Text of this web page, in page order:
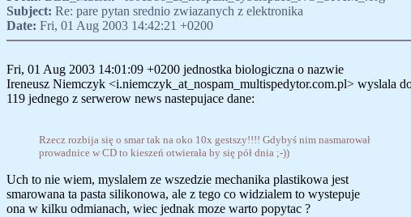
Subject: Re: pare pytan srednio zwiazanych z elektronika
Date: Fri, 01 Aug 2003 14:42:21 +0200
Fri, 01 Aug 2003 14:01:09 +0200 jednostka biologiczna o nazwie
Ireneusz Niemczyk <i.niemczyk_at_nospam_multispedytor.com.pl> wyslala
119 jednego z serwerow news nastepujace dane:
Rzecz rozbija się o smar tak na oko 10x gestszy!!!! Gdybyś nim nasmarował
prowadnice w CD to kieszeń otwierała by się pół dnia ;-))
Uch to nie wiem, myslalem ze wszedzie mechanika plastikowa jest
smarowana ta pasta silikonowa, ale z tego co widzialem to wystepuje
ona w kilku odmianach, wiec jednak moze warto popytac ?